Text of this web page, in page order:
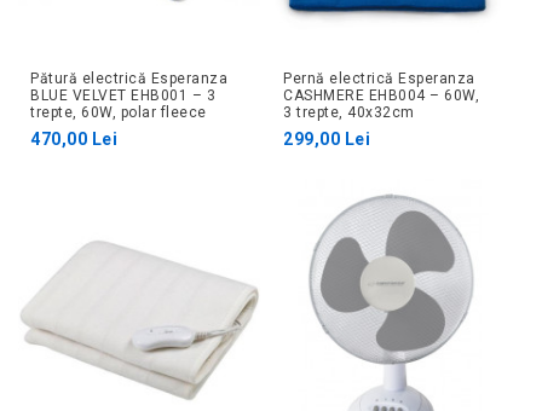
Pătură electrică Esperanza
BLUE VELVET EHB001 – 3
trepte, 60W, polar fleece
470,00 Lei
Pernă electrică Esperanza
CASHMERE EHB004 – 60W,
3 trepte, 40x32cm
299,00 Lei